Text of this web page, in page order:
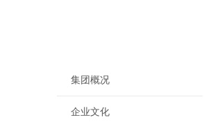
集团概况
企业文化